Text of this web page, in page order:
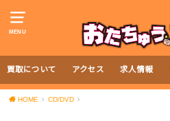
MENU
買取について アクセス 求人情報
HOME CD/DVD